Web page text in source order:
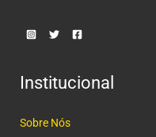
Institucional
Sobre Nós